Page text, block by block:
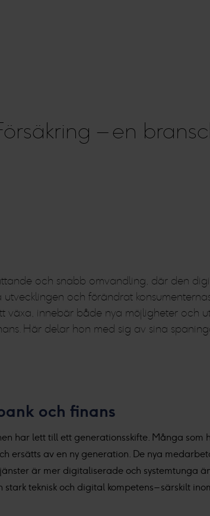
– en
och snabb omvandling, där den
utvecklingen och förändrat
växa, innebär både nya möjligheter och
Här delar hon med sig av sina
och finans
har lett till ett generationsskifte. Många
ersätts av en ny generation. De nya
är mer digitaliserade och systemtunga
teknisk och digital kompetens – särskilt